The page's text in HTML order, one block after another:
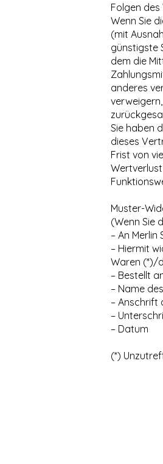
Folgen
Wenn Sie
(mit
günstigste
dem die
anderes
Sie haben
dieses
Frist von
Muster-
(Wenn Sie
– An Merlin
– Hiermit
Waren (*)/
– Bestellt
– Name
– Anschrift
–
– Datum
(*)